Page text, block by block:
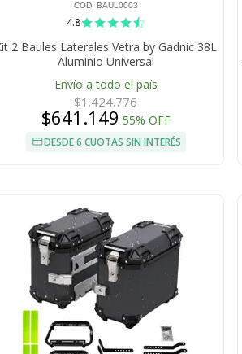
COD. BAUL0003
4.8
2 Baules Laterales Vetra by Gadnic 38L
Aluminio Universal
Envío a todo el país
$1.424.776
$641.149 55% OFF
DESDE 6 CUOTAS SIN INTERÉS